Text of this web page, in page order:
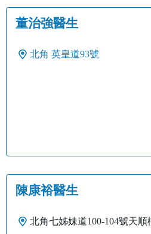
董治強醫生
北角 英皇道93號
陳康裕醫生
北角七姊妹道100-104號天